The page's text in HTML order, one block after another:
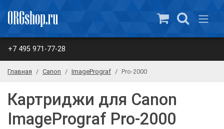
+7 495 971-77-28
Главная Canon ImagePrograf Pro-2000
Картриджи для Canon
ImagePrograf Pro-2000